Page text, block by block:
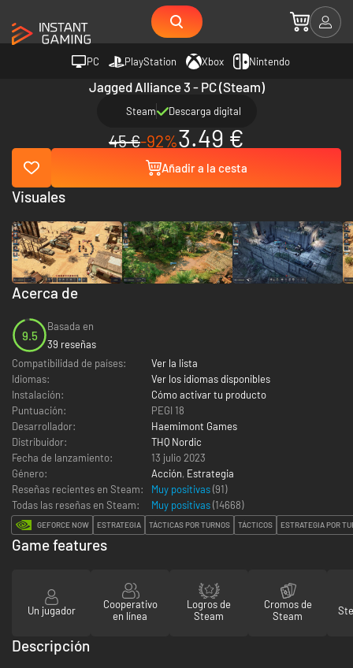
PC PlayStation Xbox Nintendo
Jagged Alliance 3 - PC (Steam)
Steam Descarga digital
45 €-92%3.49 €
Añadir a la cesta
Acerca de
9.5
Basada en
39 reseñas
Compatibilidad de países:
Ver la lista
Idiomas:
Ver los idiomas disponibles
Instalación:
Cómo activar tu producto
Puntuación:
PEGI 18
Desarrollador:
Haemimont Games
Distribuidor:
THQ Nordic
Fecha de lanzamiento:
13 julio 2023
Género:
Acción, Estrategia
Reseñas recientes en Steam:
Muy positivas(91)
Todas las reseñas en Steam:
Muy positivas(14668)
GEFORCE NOW ESTRATEGIA TÁCTICAS POR TURNOS TÁCTICOS ESTRATEGIA POR
Visuales
Game features
Un jugador
Cooperativo
en línea
Logros de
Steam
Cromos de
Steam
Descripción